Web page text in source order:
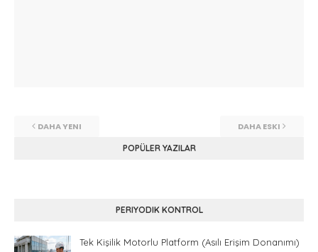
DAHA YENI DAHA ESKI
POPÜLER YAZILAR
PERIYODIK KONTROL
Tek Kişilik Motorlu Platform (Asılı Erişim Donanımı)